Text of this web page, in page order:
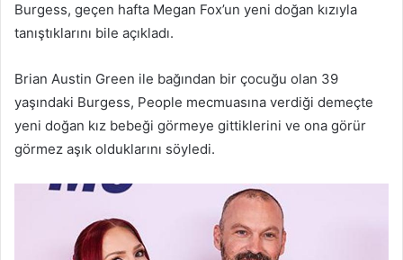
Burgess, geçen hafta Megan Fox’un yeni doğan kızıyla
tanıştıklarını bile açıkladı.
Brian Austin Green ile bağından bir çocuğu olan 39
yaşındaki Burgess, People mecmuasına verdiği demeçte
yeni doğan kız bebeği görmeye gittiklerini ve ona görür
görmez aşık olduklarını söyledi.